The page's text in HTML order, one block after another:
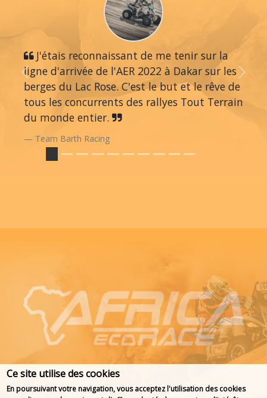
J'étais reconnaissant de me tenir sur la
ligne d'arrivée de l'AER 2022 à Dakar sur les
berges du Lac Rose. C'est le but et le rêve de
tous les concurrents des rallyes Tout Terrain
du monde entier.
Team Barth Racing
Previous Next
Ce site utilise des cookies
En poursuivant votre navigation, vous acceptez l'utilisation des cookies